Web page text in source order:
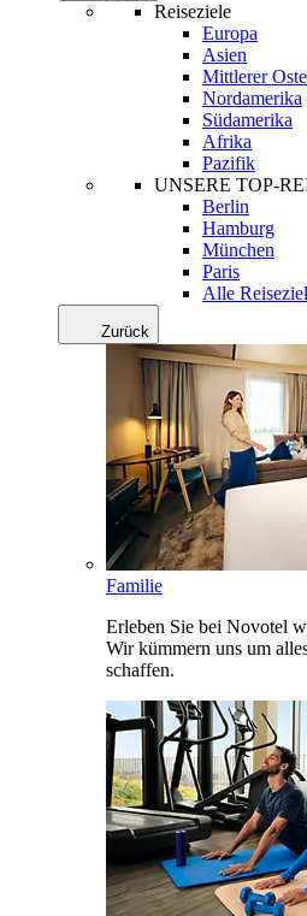
Reiseziele
Europa
Asien
Mittlerer
Nordamerika
Südamerika
Afrika
Pazifik
UNSERE TOP-
Berlin
Hamburg
München
Paris
Alle
Zurück
Familie
Erleben Sie bei Novotel
Wir kümmern uns um
schaffen.